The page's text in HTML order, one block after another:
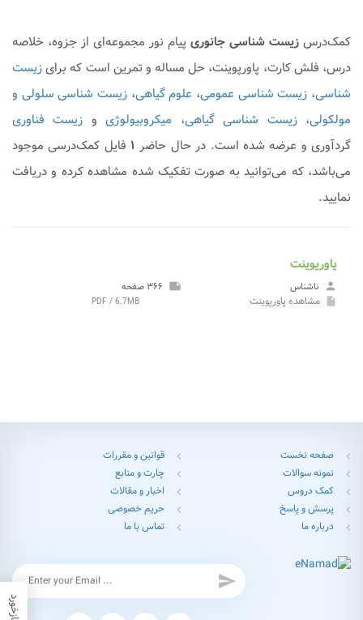
کمک‌درس زیست شناسی جانوری پیام نور مجموعه‌ای از جزوه، خلاصه
درس، فلش کارت، پاورپوینت، حل مساله و تمرین است که برایزیست
شناسی، زیست شناسی عمومی، علوم گیاهی، زیست شناسی سلولی و
مولکولی،زیست شناسی گیاهی، میکروبیولوژیو زیست فناوری
گردآوری و عرضه شده است. در حال حاضر ۱فایل کمک‌درسی موجود
می‌باشد، که می‌توانید به صورت تفکیک شده مشاهده کرده و دریافت
نمایید.
پاورپوینت
person ناشناس note ۳۶۶ صفحه
insert_drive_file مشاهده پاورپوینت PDF / 6.7MB
بازخورد
chevron_left صفحه نخست chevron_left قوانین و مقررات
chevron_left نمونه سوالات chevron_left چارت و منابع
chevron_left کمک دروس chevron_left اخبار و مقالات
chevron_left پرسش و پاسخ chevron_left حریم خصوصی
chevron_left درباره ما chevron_left تماس با ما
send